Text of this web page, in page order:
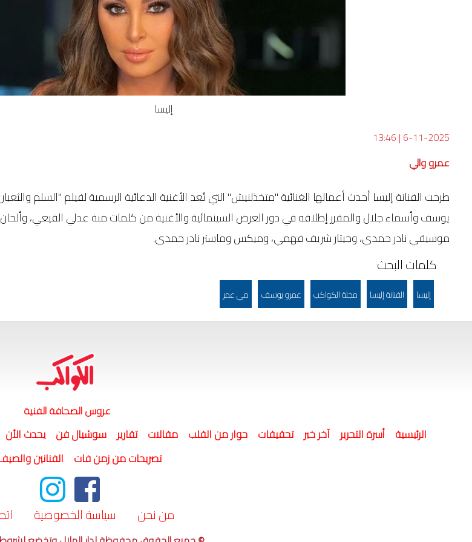
إليسا
6-11-2025
|
13:46
عمرو والي
يوسف وأسماء جلال والمقرر إطلاقه في دور العرض السينمائية والأغنية من كلمات منة عدلي القيعي،
موسيقي نادر حمدي، وجيتار شريف فهمي، وميكس وماستر نادر حمدي.
كلمات البحث
إليسا الفنانة إليسا مجلة الكواكب عمرو يوسف مي عمر
عروس الصحافة الفنية
الرئيسية أسرة التحرير آخر خبر تحقيقات حوار من القلب مقالات تقارير سوشيال فن يحدث الأن
تصريحات من زمن فات الفنانين
من نحن سياسة الخصوصية